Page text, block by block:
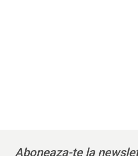
Aboneaza-te la